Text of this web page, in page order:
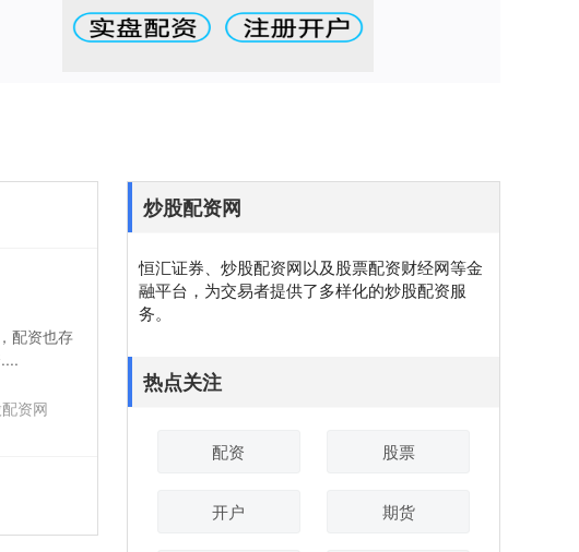
配资也存
资网
炒股配资网
恒汇证券、炒股配资网以及股票配资财经网等金
融平台，为交易者提供了多样化的炒股配资服
务。
热点关注
配资 股票
开户 期货